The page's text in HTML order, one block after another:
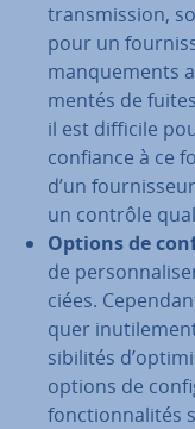
trans­mis­sion,
pour un
man­que­ments
men­tés de
il est difficile
confiance à ce
d’un
un contrôle
Options de
de
ciées.
quer
si­bi­li­tés
options de
fonc­tion­na­li­tés